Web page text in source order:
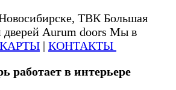
ТВК Большая
дверей Aurum doors Мы в
| КОНТАКТЫ
работает в интерьере